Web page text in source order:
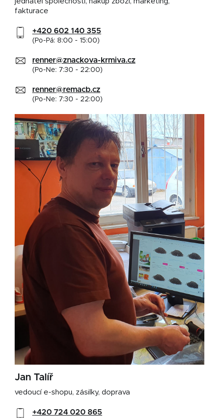
fakturace
+420 602 140 355
(Po-Pá: 8:00 - 15:00)
renner@znackova-krmiva.cz
(Po-Ne: 7:30 - 22:00)
renner@remacb.cz
(Po-Ne: 7:30 - 22:00)
Jan Talíř
vedoucí e-shopu, zásilky, doprava
+420 724 020 865